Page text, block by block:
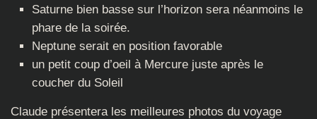
Saturne bien basse sur l’horizon sera néanmoins le
phare de la soirée.
Neptune serait en position favorable
un petit coup d’oeil à Mercure juste après le
coucher du Soleil
Claude présentera les meilleures photos du voyage